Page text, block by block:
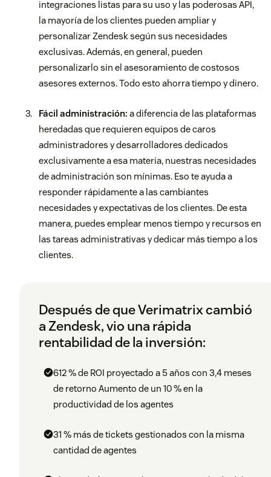
integraciones listas para su uso y las poderosas API,
la mayoría de los clientes pueden ampliar y
personalizar Zendesk según sus necesidades
exclusivas. Además, en general, pueden
personalizarlo sin el asesoramiento de costosos
asesores externos. Todo esto ahorra tiempo y dinero.
Fácil administración: a diferencia de las plataformas
heredadas que requieren equipos de caros
administradores y desarrolladores dedicados
exclusivamente a esa materia, nuestras necesidades
de administración son mínimas. Eso te ayuda a
responder rápidamente a las cambiantes
necesidades y expectativas de los clientes. De esta
manera, puedes emplear menos tiempo y recursos en
las tareas administrativas y dedicar más tiempo a los
clientes.
Después de que Verimatrix cambió
a Zendesk, vio una rápida
rentabilidad de la inversión:
612 % de ROI proyectado a 5 años con 3,4 meses
de retorno Aumento de un 10 % en la
productividad de los agentes
31 % más de tickets gestionados con la misma
cantidad de agentes